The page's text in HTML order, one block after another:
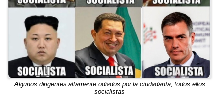
Algunos dirigentes altamente odiados por la ciudadanía, todos ellos
socialistas